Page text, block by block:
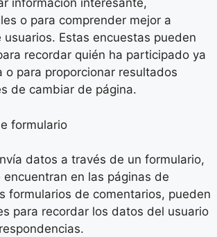
información interesante,
o para comprender mejor a
Estas encuestas pueden
recordar quién ha participado ya
o para proporcionar resultados
de cambiar de página.
formulario
datos a través de un formulario,
encuentran en las páginas de
formularios de comentarios, pueden
para recordar los datos del usuario